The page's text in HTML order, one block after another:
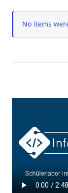
No items